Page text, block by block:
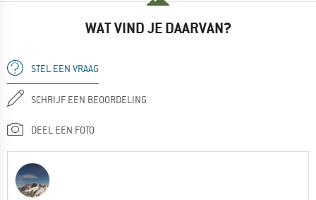
WAT VIND JE DAARVAN?
STEL EEN VRAAG
SCHRIJF EEN BEOORDELING
DEEL EEN FOTO